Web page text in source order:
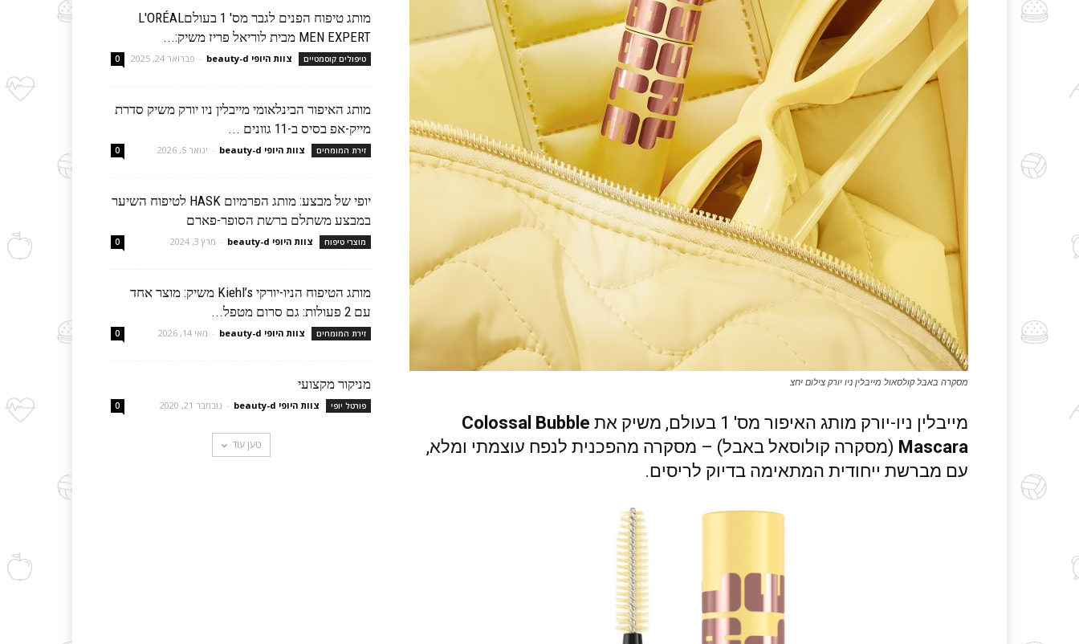
מסקרה באבל קולסאול מייבלין ניו יורק צילום יחצ
מייבלין ניו-יורק מותג האיפור מס' 1 בעולם, משיק את
Colossal Bubble
Mascara (מסקרה קולוסאל באבל) – מסקרה מהפכנית לנפח עוצמתי ומלא,
עם מברשת ייחודית המתאימה בדיוק לריסים.
מותג טיפוח הפנים לגבר מס' 1 בעולםL'ORÉAL
MEN EXPERT מבית לוריאל פריז משיק:...
טיפולים קוסמטיים צוות היופי beauty-d - פברואר 24, 2025 0
מותג האיפור הבינלאומי מייבלין ניו יורק משיק סדרת
מייק-אפ בסיס ב-11 גוונים ...
זירת המומחים צוות היופי beauty-d - ינואר 5, 2026 0
יופי של מבצע: מותג הפרמיום HASK לטיפוח השיער
במבצע משתלם ברשת הסופר-פארם
מוצרי טיפוח צוות היופי beauty-d - מרץ 3, 2024 0
מותג הטיפוח הניו-יורקי Kiehl’s משיק: מוצר אחד
עם 2 פעולות: גם סרום מטפל...
זירת המומחים צוות היופי beauty-d - מאי 14, 2026 0
מניקור מקצועי
פורטל יופי צוות היופי beauty-d - נובמבר 21, 2020 0
טען עוד